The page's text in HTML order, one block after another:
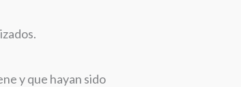
y que hayan sido